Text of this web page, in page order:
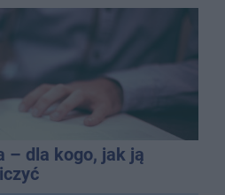
– dla kogo, jak ją